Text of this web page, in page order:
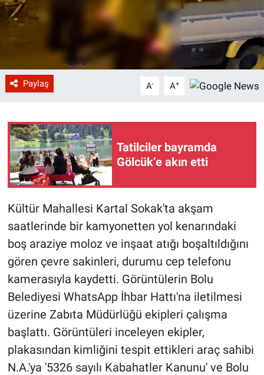
Paylaş A- A+
Tatilciler bayramda
Gölcük’e akın etti
Kültür Mahallesi Kartal Sokak'ta akşam
saatlerinde bir kamyonetten yol kenarındaki
boş araziye moloz ve inşaat atığı boşaltıldığını
gören çevre sakinleri, durumu cep telefonu
kamerasıyla kaydetti. Görüntülerin Bolu
Belediyesi WhatsApp İhbar Hattı'na iletilmesi
üzerine Zabıta Müdürlüğü ekipleri çalışma
başlattı. Görüntüleri inceleyen ekipler,
plakasından kimliğini tespit ettikleri araç sahibi
N.A.'ya '5326 sayılı Kabahatler Kanunu' ve Bolu